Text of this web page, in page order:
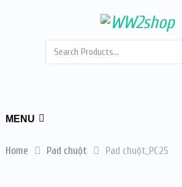
MENU
Home Pad chuột Pad chuột_PC25